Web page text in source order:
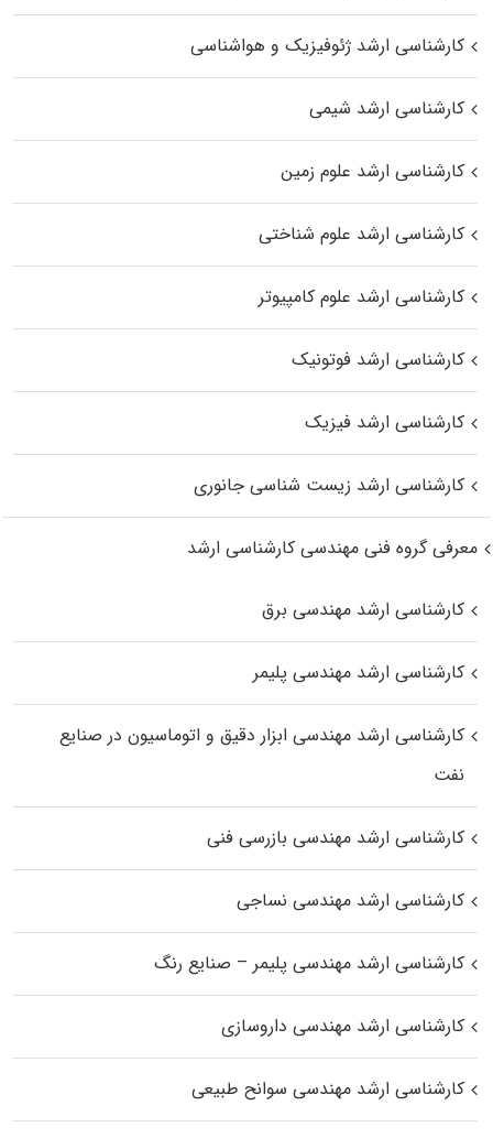
کارشناسی ارشد ژئوفیزیک و هواشناسی
کارشناسی ارشد شیمی
کارشناسی ارشد علوم زمین
کارشناسی ارشد علوم شناختی
کارشناسی ارشد علوم کامپیوتر
کارشناسی ارشد فوتونیک
کارشناسی ارشد فیزیک
کارشناسی ارشد زیست‌ شناسی جانوری
معرفی گروه فنی مهندسی کارشناسی ارشد
کارشناسی ارشد مهندسی برق
کارشناسی ارشد مهندسی پلیمر
کارشناسی ارشد مهندسی ابزار دقیق و اتوماسیون در صنایع
نفت
کارشناسی ارشد مهندسی بازرسی فنی
کارشناسی ارشد مهندسی نساجی
کارشناسی ارشد مهندسی پلیمر – صنایع رنگ
کارشناسی ارشد مهندسی داروسازی
کارشناسی ارشد مهندسی سوانح طبیعی